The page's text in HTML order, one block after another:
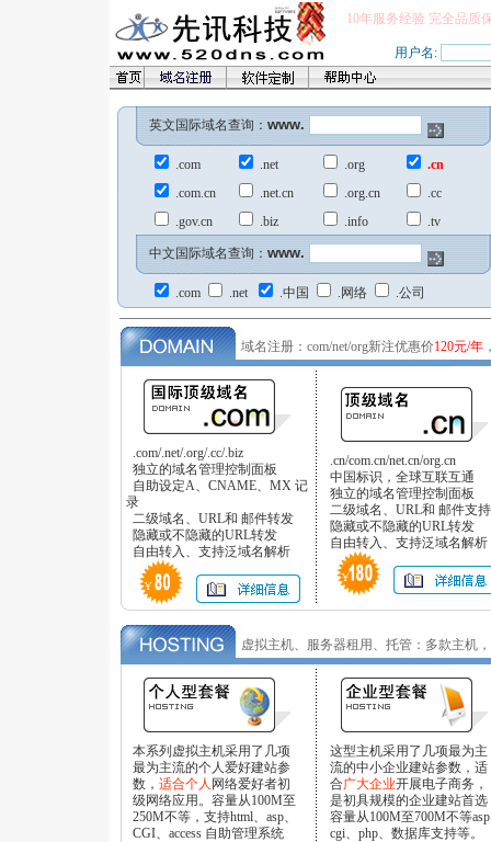
10年服务经验 完全品质
用户名:
英文国际域名查询： www.
.com .net .org
.cn
.com.cn
.net.cn .org.cn
.cc
.gov.cn
.biz .info .tv
中文国际域名查询： www.
.com .net .中国 .网络 .公司
域名注册：com/net/org新注优惠价120元/年
.com/.net/.org/.cc/.biz
独立的域名管理控制面板
自助设定A、CNAME、MX 记
录
二级域名、URL和 邮件转发
隐藏或不隐藏的URL转发
自由转入、支持泛域名解析
.cn/com.cn/net.cn/org.cn
中国标识，全球互联互通
独立的域名管理控制面板
二级域名、URL和 邮件支持
隐藏或不隐藏的URL转发
自由转入、支持泛域名解析
虚拟主机、服务器租用、托管：多款主机
本系列虚拟主机采用了几项
最为主流的个人爱好建站参
数， 适合个人 网络爱好者初
级网络应用。容量从100M至
250M不等，支持html、asp、
CGI、access 自助管理系统
这型主机采用了几项最为主
流的中小企业建站参数，适
合广大企业开展电子商务，
是初具规模的企业建站首选
容量从100M至700M不等asp
cgi、php、数据库支持等。